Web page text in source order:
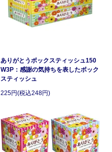
ありがとうボックスティッシュ150
W3P：感謝の気持ちを表したボック
スティッシュ
225円(税込248円)